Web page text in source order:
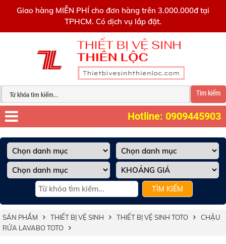
Giao hàng MIỄN PHÍ cho đơn hàng trên 3.000.000đ tại
TPHCM. Có dịch vụ lắp đặt.
Tìm kiếm
Hotline: 0909445903
TÌM KIẾM
SẢN PHẨM THIẾT BỊ VỆ SINH THIẾT BỊ VỆ SINH TOTO
CHẬU
RỬA LAVABO TOTO
0909445903